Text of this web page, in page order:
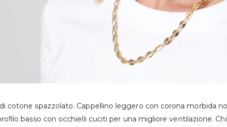
cotone spazzolato. Cappellino leggero con corona morbida
basso con occhielli cuciti per una migliore ventilazione.